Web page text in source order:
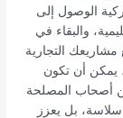
الوصول إلى
والبقاء في
التجارية
يمكن أن تكون
أصحاب المصلحة
بل يعزز